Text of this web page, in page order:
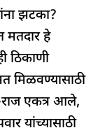
झटका?
मतदार हे
ठिकाणी
मिळवण्यासाठी
राज एकत्र आले,
यांच्यासाठी